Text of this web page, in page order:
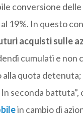
conversione
19%. In questo
acquisti sulle
cumulati e
quota
seconda
in cambio di